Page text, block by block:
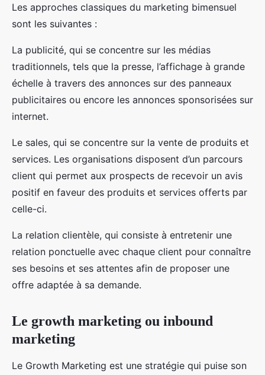
Les approches classiques du marketing bimensuel
sont les suivantes :
La publicité, qui se concentre sur les médias
traditionnels, tels que la presse, l’affichage à grande
échelle à travers des annonces sur des panneaux
publicitaires ou encore les annonces sponsorisées sur
internet.
Le sales, qui se concentre sur la vente de produits et
services. Les organisations disposent d’un parcours
client qui permet aux prospects de recevoir un avis
positif en faveur des produits et services offerts par
celle-ci.
La relation clientèle, qui consiste à entretenir une
relation ponctuelle avec chaque client pour connaître
ses besoins et ses attentes afin de proposer une
offre adaptée à sa demande.
Le growth marketing ou inbound
marketing
Le Growth Marketing est une stratégie qui puise son